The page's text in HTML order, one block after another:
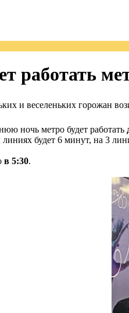
работать
и веселеньких горожан
ночь метро будет работать
будет 6 минут, на 3
в 5:30.